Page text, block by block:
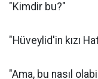
"Kimdir bu?"
"Hüveylid'in kızı
"Ama, bu nasıl